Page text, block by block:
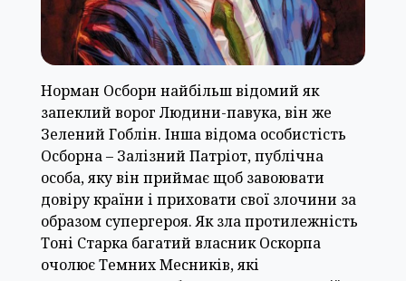
Норман Осборн найбільш відомий як
запеклий ворог Людини-павука, він же
Зелений Гоблін. Інша відома особистість
Осборна – Залізний Патріот, публічна
особа, яку він приймає щоб завоювати
довіру країни і приховати свої злочини за
образом супергероя. Як зла протилежність
Тоні Старка багатий власник Оскорпа
очолює Темних Месників, які